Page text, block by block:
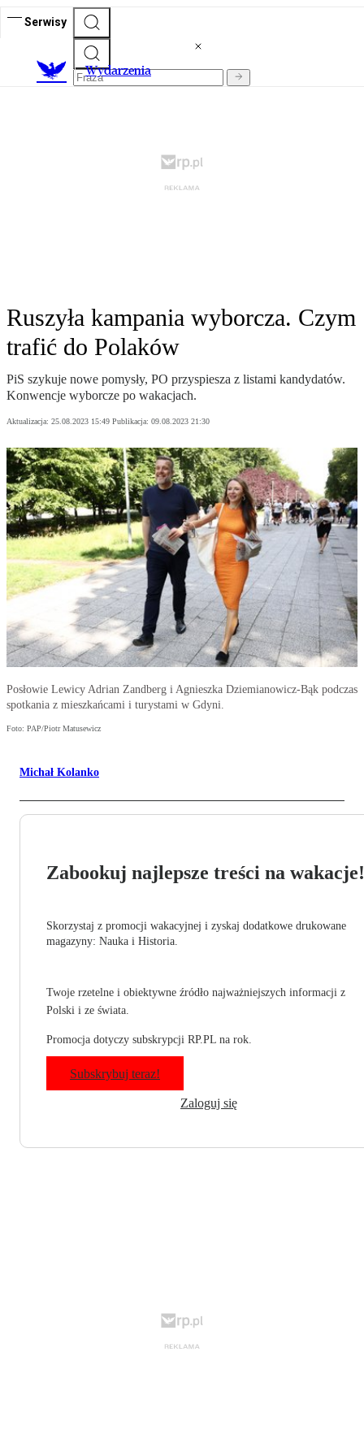
Serwisy
Wydarzenia
Ruszyła kampania wyborcza. Czym
trafić do Polaków
PiS szykuje nowe pomysły, PO przyspiesza z listami kandydatów.
Konwencje wyborcze po wakacjach.
Aktualizacja: 25.08.2023 15:49 Publikacja: 09.08.2023 21:30
Posłowie Lewicy Adrian Zandberg i Agnieszka Dziemianowicz-Bąk podczas
spotkania z mieszkańcami i turystami w Gdyni.
Foto: PAP/Piotr Matusewicz
Michał Kolanko
Zabookuj najlepsze treści na wakacje!
Skorzystaj z promocji wakacyjnej i zyskaj dodatkowe drukowane
magazyny: Nauka i Historia.
Twoje rzetelne i obiektywne źródło najważniejszych informacji z
Polski i ze świata.
Promocja dotyczy subskrypcji RP.PL na rok.
Subskrybuj teraz!
Zaloguj się